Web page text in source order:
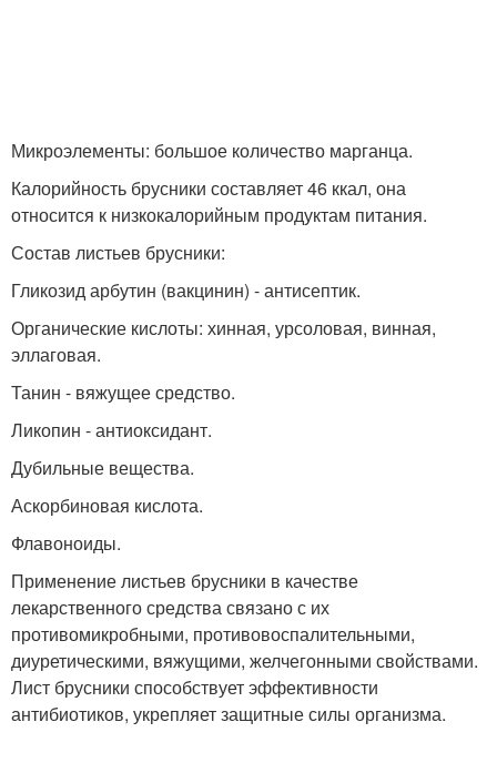
Микроэлементы: большое количество марганца.
Калорийность брусники составляет 46 ккал, она
относится к низкокалорийным продуктам питания.
Состав листьев брусники:
Гликозид арбутин (вакцинин) - антисептик.
Органические кислоты: хинная, урсоловая, винная,
эллаговая.
Танин - вяжущее средство.
Ликопин - антиоксидант.
Дубильные вещества.
Аскорбиновая кислота.
Флавоноиды.
Применение листьев брусники в качестве
лекарственного средства связано с их
противомикробными, противовоспалительными,
диуретическими, вяжущими, желчегонными свойствами.
Лист брусники способствует эффективности
антибиотиков, укрепляет защитные силы организма.